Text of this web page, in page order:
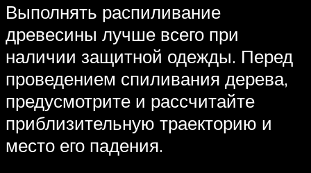
Выполнять распиливание
древесины лучше всего при
наличии защитной одежды. Перед
проведением спиливания дерева,
предусмотрите и рассчитайте
приблизительную траекторию и
место его падения.